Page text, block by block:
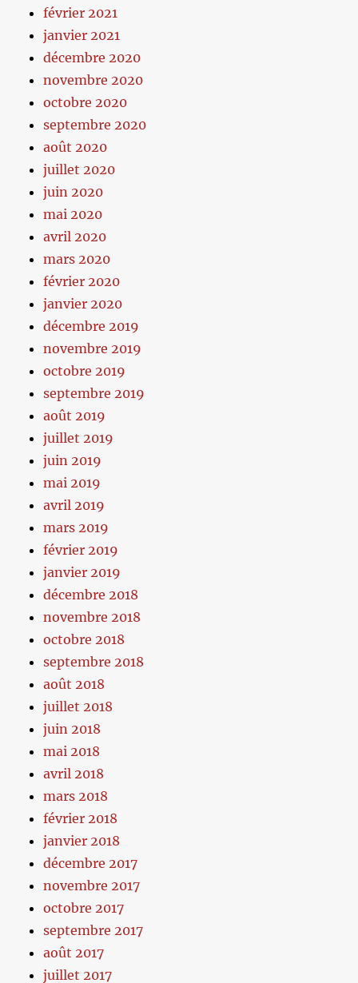
février 2021
janvier 2021
décembre 2020
novembre 2020
octobre 2020
septembre 2020
août 2020
juillet 2020
juin 2020
mai 2020
avril 2020
mars 2020
février 2020
janvier 2020
décembre 2019
novembre 2019
octobre 2019
septembre 2019
août 2019
juillet 2019
juin 2019
mai 2019
avril 2019
mars 2019
février 2019
janvier 2019
décembre 2018
novembre 2018
octobre 2018
septembre 2018
août 2018
juillet 2018
juin 2018
mai 2018
avril 2018
mars 2018
février 2018
janvier 2018
décembre 2017
novembre 2017
octobre 2017
septembre 2017
août 2017
juillet 2017